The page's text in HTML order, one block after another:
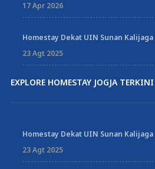
17 Apr 2026
Homestay Dekat UIN Sunan Kalijaga
23 Agt 2025
EXPLORE HOMESTAY JOGJA TERKINI
Homestay Dekat UIN Sunan Kalijaga
23 Agt 2025